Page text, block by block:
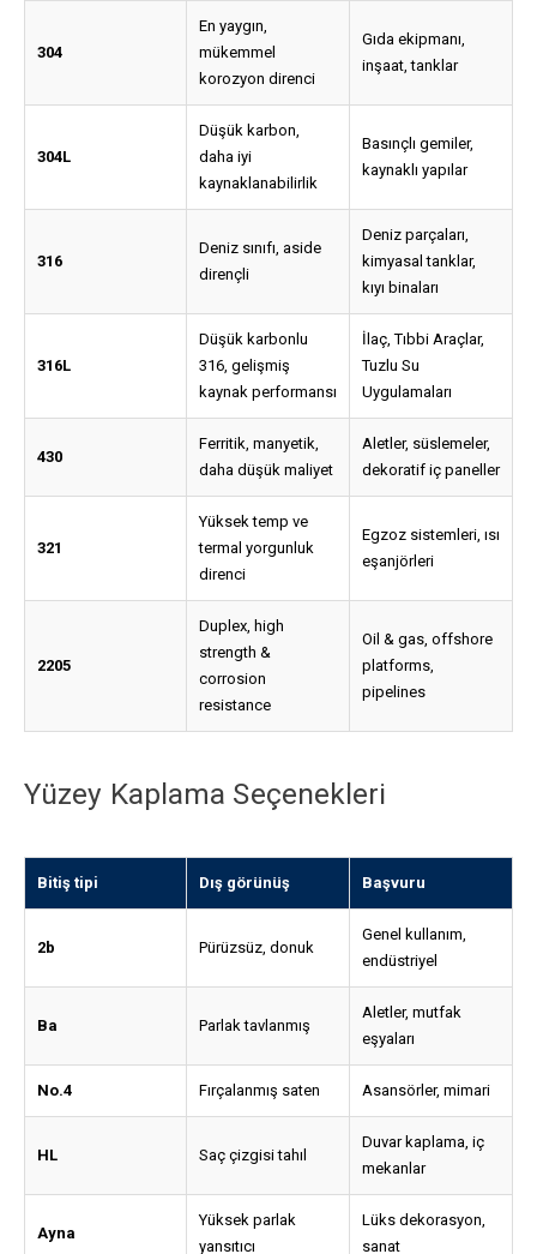
304
En yaygın,
mükemmel
korozyon direnci
Gıda ekipmanı,
inşaat, tanklar
304L
Düşük karbon,
daha iyi
kaynaklanabilirlik
Basınçlı gemiler,
kaynaklı yapılar
316
Deniz sınıfı, aside
dirençli
Deniz parçaları,
kimyasal tanklar,
kıyı binaları
316L
Düşük karbonlu
316, gelişmiş
kaynak performansı
İlaç, Tıbbi Araçlar,
Tuzlu Su
Uygulamaları
430
Ferritik, manyetik,
daha düşük maliyet
Aletler, süslemeler,
dekoratif iç paneller
321
Yüksek temp ve
termal yorgunluk
direnci
Egzoz sistemleri, ısı
eşanjörleri
2205
Duplex, high
strength &
corrosion
resistance
Oil & gas, offshore
platforms,
pipelines
Yüzey Kaplama Seçenekleri
Bitiş tipi Dış görünüş Başvuru
2b Pürüzsüz, donuk
Genel kullanım,
endüstriyel
Ba Parlak tavlanmış
Aletler, mutfak
eşyaları
No.4 Fırçalanmış saten Asansörler, mimari
HL Saç çizgisi tahıl
Duvar kaplama, iç
mekanlar
Ayna
Yüksek parlak
yansıtıcı
Lüks dekorasyon,
sanat